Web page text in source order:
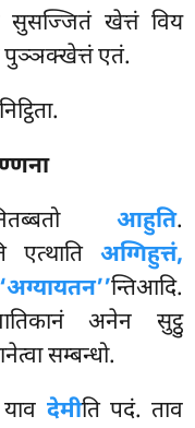
सुसज्जितं खेत्तं विय
पुञ्ञक्खेत्तं एतं.
आहुति.
एत्थाति अग्गिहुत्तं,
न्तिआदि.
अनेन सुट्ठु
सम्बन्धो.
देमीति पदं. ताव